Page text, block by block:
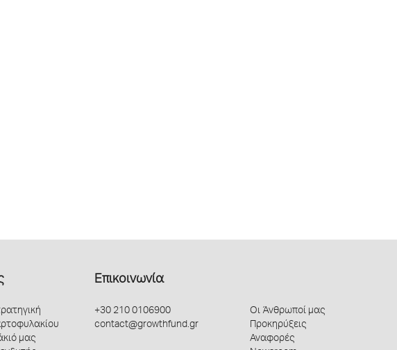
μας
Επικοινωνία
+30 210 0106900
contact@growthfund.gr
Οι Άνθρωποί μας
Προκηρύξεις
Αναφορές